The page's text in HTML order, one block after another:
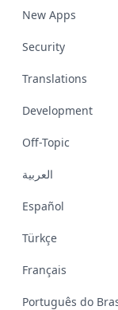
New Apps
Security
Translations
Development
Off-Topic
العربية
Español
Türkçe
Français
Português do